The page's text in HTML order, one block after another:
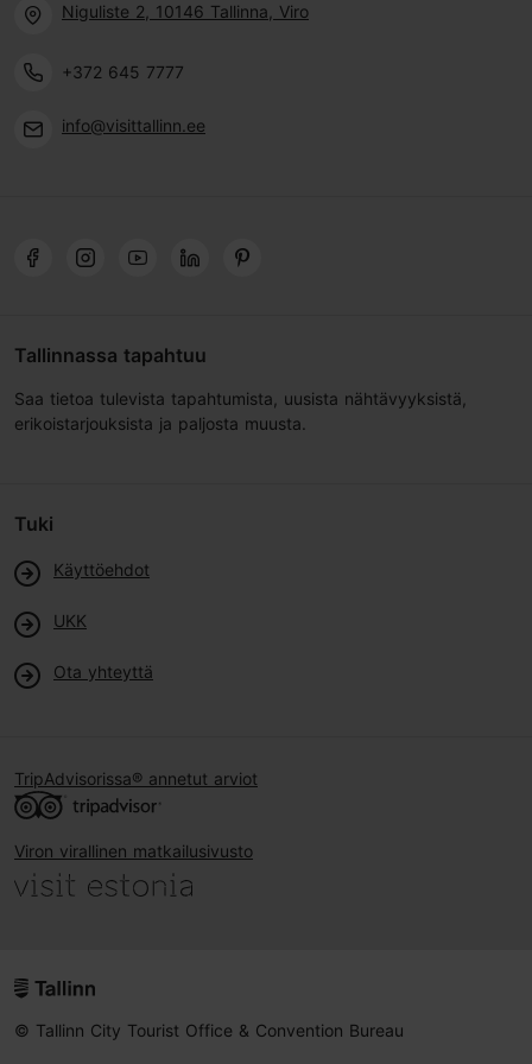
Niguliste 2, 10146 Tallinna, Viro
+372 645 7777
info@visittallinn.ee
Tallinnassa tapahtuu
Saa tietoa tulevista tapahtumista, uusista nähtävyyksistä,
erikoistarjouksista ja paljosta muusta.
Tuki
Käyttöehdot
UKK
Ota yhteyttä
TripAdvisorissa® annetut arviot
Viron virallinen matkailusivusto
© Tallinn City Tourist Office & Convention Bureau